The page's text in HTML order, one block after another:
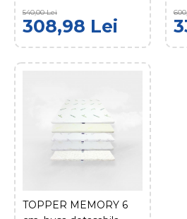
600,00
540,00 Lei
308,98 Lei
TOPPER MEMORY 6